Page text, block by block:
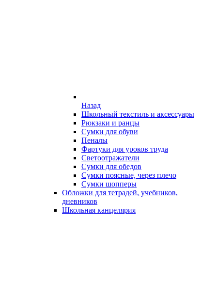
Назад
Школьный текстиль и аксессуары
Рюкзаки и ранцы
Сумки для обуви
Пеналы
Фартуки для уроков труда
Светоотражатели
Сумки для обедов
Сумки поясные, через плечо
Сумки шопперы
Обложки для тетрадей, учебников,
дневников
Школьная канцелярия